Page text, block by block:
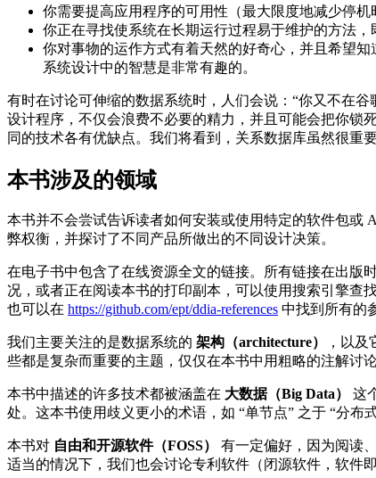
你需要提高应用程序的可用性（最大限度地减少停机
你正在寻找使系统在长期运行过程易于维护的方法，
你对事物的运作方式有着天然的好奇心，并且希望
系统设计中的智慧是非常有趣的。
有时在讨论可伸缩的数据系统时，人们会说：“你又不在
设计程序，不仅会浪费不必要的精力，并且可能会把你锁
同的技术各有优缺点。我们将看到，关系数据库虽然很重
本书涉及的领域
本书并不会尝试告诉读者如何安装或使用特定的软件包
弊权衡，并探讨了不同产品所做出的不同设计决策。
在电子书中包含了在线资源全文的链接。所有链接在出版
况，或者正在阅读本书的打印副本，可以使用搜索引擎查
也可以在 https://github.com/ept/ddia-references 中找到所有的
我们主要关注的是数据系统的 架构（architecture）
，以
些都是复杂而重要的主题，仅仅在本书中用粗略的注解讨
本书中描述的许多技术都被涵盖在 大数据（Big Data）
这
处。这本书使用歧义更小的术语，如 “单节点” 之于 “分布
本书对 自由和开源软件（FOSS）
有一定偏好，因为阅读
适当的情况下，我们也会讨论专利软件（闭源软件，软件